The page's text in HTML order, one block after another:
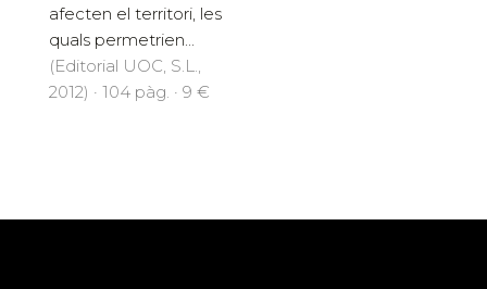
afecten el territori, les
quals permetrien...
(Editorial UOC, S.L.,
2012) · 104 pàg. · 9 €